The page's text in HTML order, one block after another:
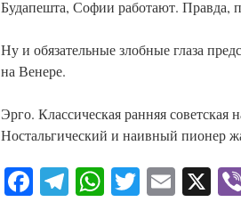
Будапешта, Софии работают. Правда,
Ну и обязательные злобные глаза
на Венере.
Эрго. Классическая ранняя
Ностальгический и наивный пионер
Facebook
Telegram
WhatsApp
Twitter
Email
X